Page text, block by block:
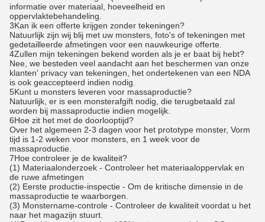
informatie over materiaal, hoeveelheid en
oppervlaktebehandeling.
3Kan ik een offerte krijgen zonder tekeningen?
Natuurlijk zijn wij blij met uw monsters, foto's of tekeningen met
gedetailleerde afmetingen voor een nauwkeurige offerte.
4Zullen mijn tekeningen bekend worden als je er baat bij hebt?
Nee, we besteden veel aandacht aan het beschermen van onze
klanten' privacy van tekeningen, het ondertekenen van een NDA
is ook geaccepteerd indien nodig.
5Kunt u monsters leveren voor massaproductie?
Natuurlijk, er is een monsterafgift nodig, die terugbetaald zal
worden bij massaproductie indien mogelijk.
6Hoe zit het met de doorlooptijd?
Over het algemeen 2-3 dagen voor het prototype monster, Vorm
tijd is 1-2 weken voor monsters, en 1 week voor de
massaproductie.
7Hoe controleer je de kwaliteit?
(1) Materiaalonderzoek - Controleer het materiaaloppervlak en
de ruwe afmetingen
(2) Eerste productie-inspectie - Om de kritische dimensie in de
massaproductie te waarborgen.
(3) Monstername-controle - Controleer de kwaliteit voordat u het
naar het magazijn stuurt.